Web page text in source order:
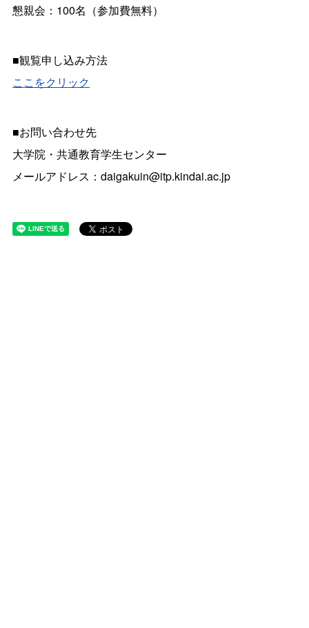
懇親会：100名（参加費無料）
■観覧申し込み方法
ここをクリック
■お問い合わせ先
大学院・共通教育学生センター
メールアドレス：daigakuin@itp.kindai.ac.jp